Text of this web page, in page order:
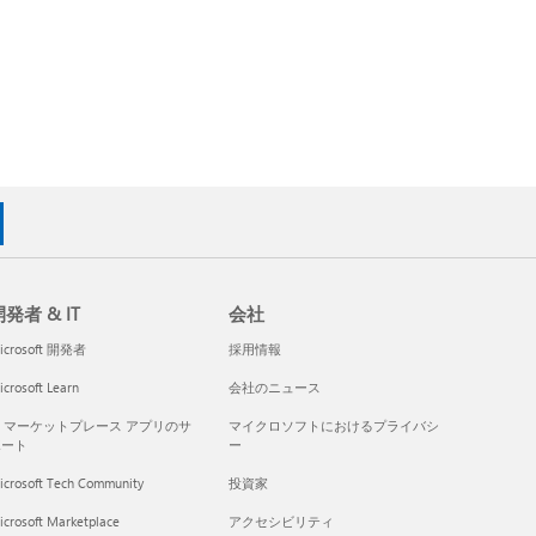
発者 & IT
開発者
Learn
マーケットプレース アプリのサ
ト
Tech Community
Marketplace
会社
採用情報
会社のニュース
マイクロソフトにおけるプライバシ
ー
投資家
アクセシビリティ